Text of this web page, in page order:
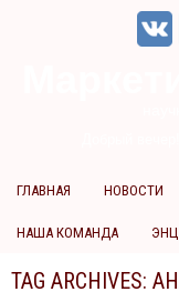
ГЛАВНАЯ НОВОСТИ
НАША КОМАНДА
TAG ARCHIVES: